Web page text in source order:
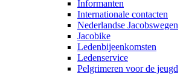
Informanten
Internationale contacten
Nederlandse Jacobswegen
Jacobike
Ledenbijeenkomsten
Ledenservice
Pelgrimeren voor de jeugd